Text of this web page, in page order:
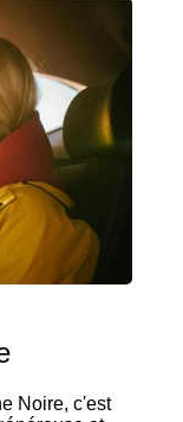
Noire, c'est